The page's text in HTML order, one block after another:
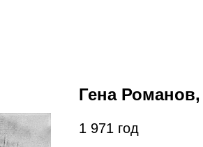
Гена
1 971 год